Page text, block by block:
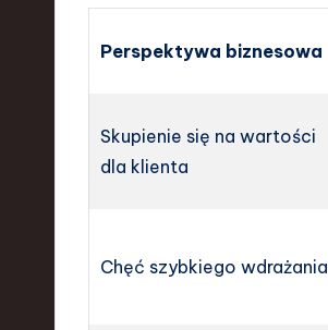
Perspektywa biznesowa
Skupienie się na wartości
dla klienta
Chęć szybkiego wdrażania